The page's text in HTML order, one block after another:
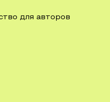
для авторов